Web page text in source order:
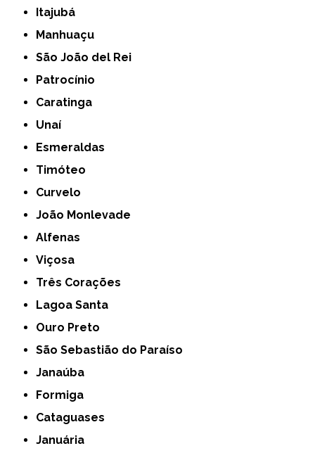
Itajubá
Manhuaçu
São João del Rei
Patrocínio
Caratinga
Unaí
Esmeraldas
Timóteo
Curvelo
João Monlevade
Alfenas
Viçosa
Três Corações
Lagoa Santa
Ouro Preto
São Sebastião do Paraíso
Janaúba
Formiga
Cataguases
Januária